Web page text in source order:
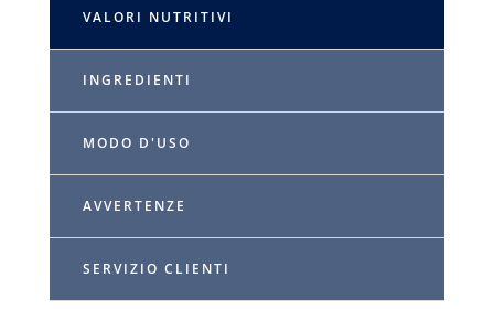
VALORI NUTRITIVI
INGREDIENTI
MODO D'USO
AVVERTENZE
SERVIZIO CLIENTI